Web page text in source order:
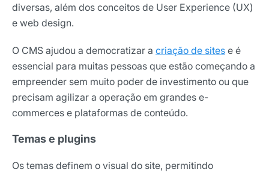
diversas, além dos conceitos de User Experience (UX)
e web design.
O CMS ajudou a democratizar a criação de sites e é
essencial para muitas pessoas que estão começando a
empreender sem muito poder de investimento ou que
precisam agilizar a operação em grandes e-
commerces e plataformas de conteúdo.
Temas e plugins
Os temas definem o visual do site, permitindo